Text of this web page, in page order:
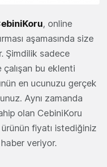
, online
aşamasında size
Şimdilik sadece
bu eklenti
en ucunuzu gerçek
Aynı zamanda
olan CebiniKoru
fiyatı istediğiniz
veriyor.